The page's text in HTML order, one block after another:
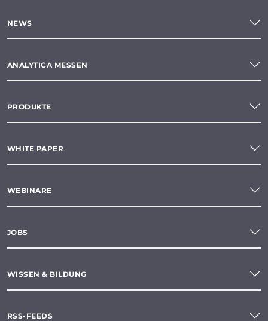
NEWS
ANALYTICA MESSEN
PRODUKTE
WHITE PAPER
WEBINARE
JOBS
WISSEN & BILDUNG
RSS-FEEDS